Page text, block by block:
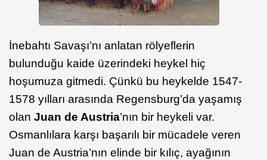
İnebahtı Savaşı’nı anlatan rölyeflerin
bulunduğu kaide üzerindeki heykel hiç
hoşumuza gitmedi. Çünkü bu heykelde 1547-
1578 yılları arasında Regensburg’da yaşamış
olan Juan de Austria’nın bir heykeli var.
Osmanlılara karşı başarılı bir mücadele veren
Juan de Austria’nın elinde bir kılıç, ayağının